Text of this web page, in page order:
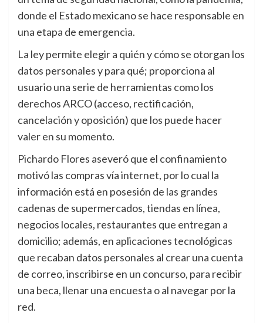
donde el Estado mexicano se hace responsable en
una etapa de emergencia.
La ley permite elegir a quién y cómo se otorgan los
datos personales y para qué; proporciona al
usuario una serie de herramientas como los
derechos ARCO (acceso, rectificación,
cancelación y oposición) que los puede hacer
valer en su momento.
Pichardo Flores aseveró que el confinamiento
motivó las compras vía internet, por lo cual la
información está en posesión de las grandes
cadenas de supermercados, tiendas en línea,
negocios locales, restaurantes que entregan a
domicilio; además, en aplicaciones tecnológicas
que recaban datos personales al crear una cuenta
de correo, inscribirse en un concurso, para recibir
una beca, llenar una encuesta o al navegar por la
red.